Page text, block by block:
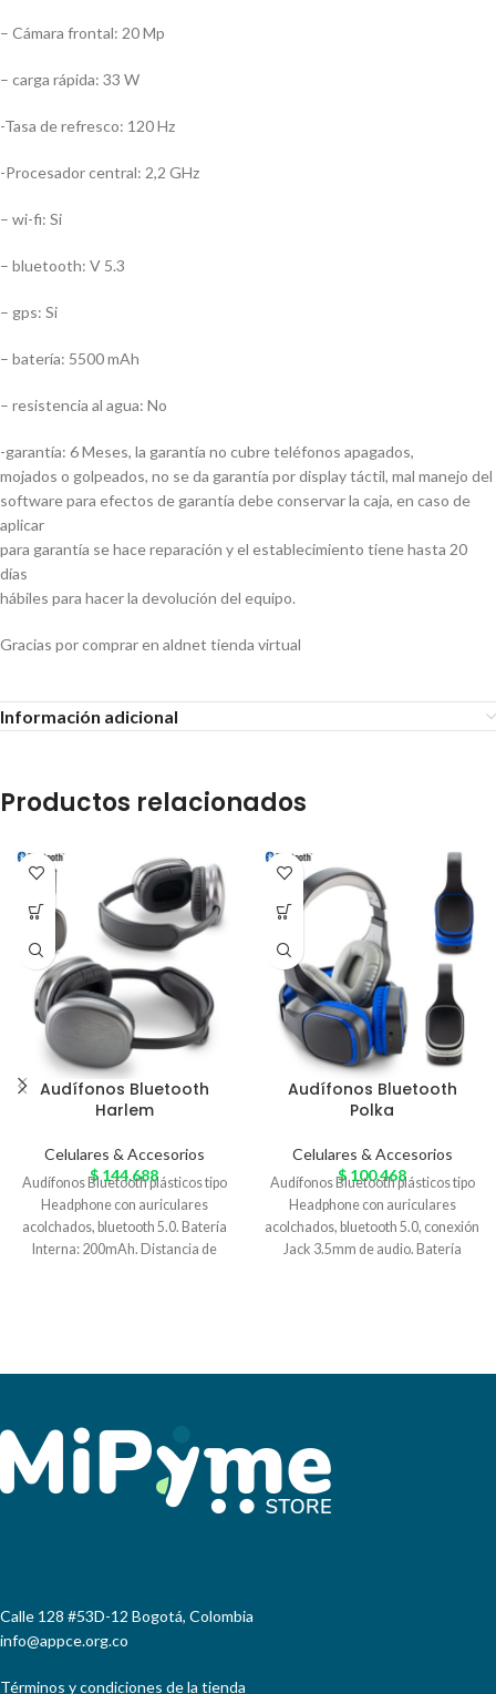
– Cámara frontal: 20 Mp
– carga rápida: 33 W
-Tasa de refresco: 120 Hz
-Procesador central: 2,2 GHz
– wi-fi: Si
– bluetooth: V 5.3
– gps: Si
– batería: 5500 mAh
– resistencia al agua: No
-garantía: 6 Meses, la garantía no cubre teléfonos apagados,
mojados o golpeados, no se da garantía por display táctil, mal manejo del
software para efectos de garantía debe conservar la caja, en caso de
aplicar
para garantía se hace reparación y el establecimiento tiene hasta 20
días
hábiles para hacer la devolución del equipo.
Gracias por comprar en aldnet tienda virtual
Información adicional
Productos relacionados
Audífonos Bluetooth
Harlem
Celulares & Accesorios
$ 144.688
Audífonos Bluetooth plásticos tipo
Headphone con auriculares
acolchados, bluetooth 5.0. Batería
Interna: 200mAh. Distancia de
Audífonos Bluetooth
Polka
Celulares & Accesorios
$ 100.468
Audífonos Bluetooth plásticos tipo
Headphone con auriculares
acolchados, bluetooth 5.0, conexión
Jack 3.5mm de audio. Batería
Calle 128 #53D-12 Bogotá, Colombia
info@appce.org.co
Términos y condiciones de la tienda